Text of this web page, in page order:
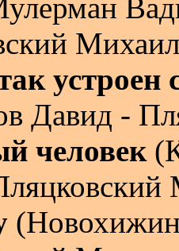
Михаил
устроен
Давид -
человек